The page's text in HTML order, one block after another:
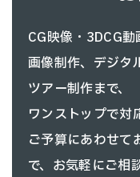
CG映像・3DCG
画像制作、 デジタ
ツアー制作まで、
ワンストップで対
ご予算にあわせて
で、お気軽にご相